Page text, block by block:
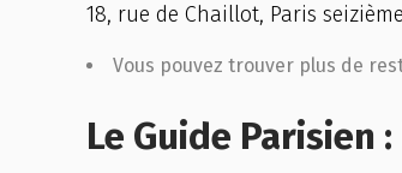
18, rue de Chaillot, Paris
Vous pouvez trouver plus de
Le Guide Parisien